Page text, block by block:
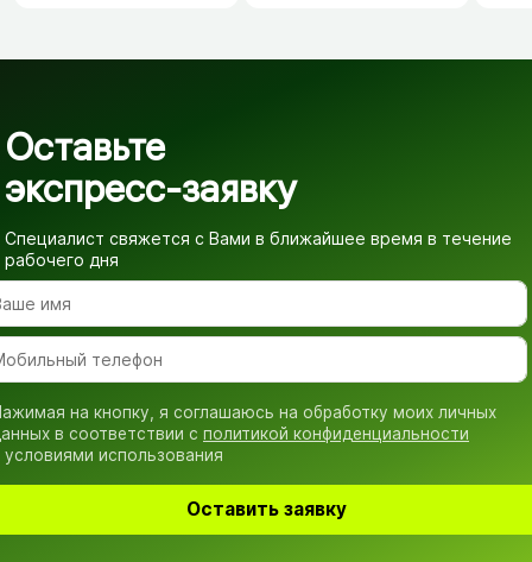
Оставьте
экспресс-заявку
Специалист свяжется с Вами в ближайшее время в течение
рабочего дня
на кнопку, я соглашаюсь на обработку моих личных
в соответствии с политикой конфиденциальности
условиями использования
Оставить заявку